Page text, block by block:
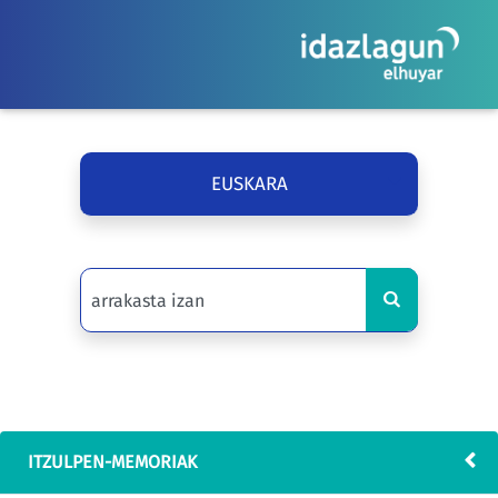
EUSKARA
ITZULPEN-MEMORIAK